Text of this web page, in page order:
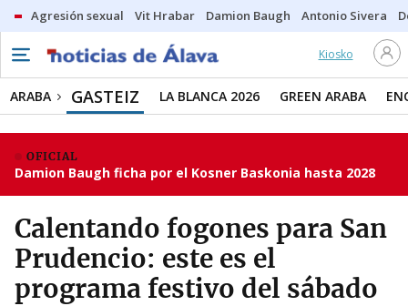
Agresión sexual Vit Hrabar Damion Baugh Antonio Sivera
Kiosko
ARABA GASTEIZ LA BLANCA 2026 GREEN ARABA
OFICIAL
Damion Baugh ficha por el Kosner Baskonia hasta 2028
Calentando fogones para San
Prudencio: este es el
programa festivo del sábado